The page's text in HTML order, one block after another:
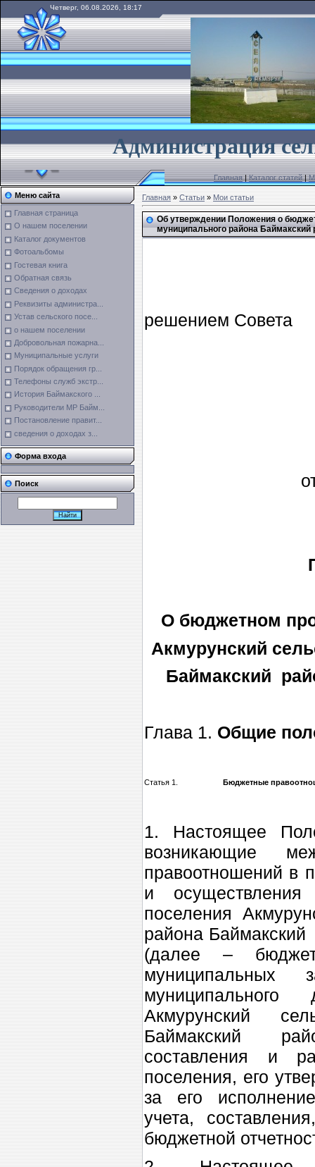
Четверг, 06.08.2026, 18:17
Администрация
Главная|Каталог статей|
Меню сайта
Главная страница
О нашем поселении
Каталог документов
Фотоальбомы
Гостевая книга
Обратная связь
Сведения о доходах
Реквизиты администра...
Устав сельского посе...
о нашем поселении
Добровольная пожарна...
Муниципальные услуги
Порядок обращения гр...
Телефоны служб экстр...
История Баймакского ...
Руководители МР Байм...
Постановление правит...
сведения о доходах з...
Форма входа
Поиск
Главная»Статьи»Мои статьи
Об утверждении Положения о
муниципального района Баймакский
решением Совета
О бюджетном
Акмурунский
Баймакский
Глава 1. Общие
Статья 1. Бюджетные
1. Настоящее
возникающие
правоотношений в
и осуществления
поселения
района Баймакский
(далее – бюджет
муниципальных
муниципального
Акмурунский
Баймакский
составления и
поселения, его
за его
учета,
бюджетной